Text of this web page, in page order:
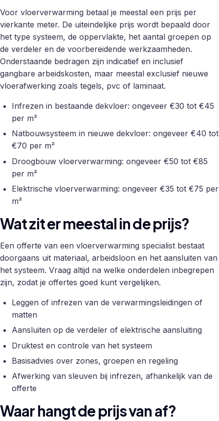
Voor vloerverwarming betaal je meestal een prijs per
vierkante meter. De uiteindelijke prijs wordt bepaald door
het type systeem, de oppervlakte, het aantal groepen op
de verdeler en de voorbereidende werkzaamheden.
Onderstaande bedragen zijn indicatief en inclusief
gangbare arbeidskosten, maar meestal exclusief nieuwe
vloerafwerking zoals tegels, pvc of laminaat.
Infrezen in bestaande dekvloer: ongeveer €30 tot €45
per m²
Natbouwsysteem in nieuwe dekvloer: ongeveer €40 tot
€70 per m²
Droogbouw vloerverwarming: ongeveer €50 tot €85
per m²
Elektrische vloerverwarming: ongeveer €35 tot €75 per
m²
Wat zit er meestal in de prijs?
Een offerte van een vloerverwarming specialist bestaat
doorgaans uit materiaal, arbeidsloon en het aansluiten van
het systeem. Vraag altijd na welke onderdelen inbegrepen
zijn, zodat je offertes goed kunt vergelijken.
Leggen of infrezen van de verwarmingsleidingen of
matten
Aansluiten op de verdeler of elektrische aansluiting
Druktest en controle van het systeem
Basisadvies over zones, groepen en regeling
Afwerking van sleuven bij infrezen, afhankelijk van de
offerte
Waar hangt de prijs van af?